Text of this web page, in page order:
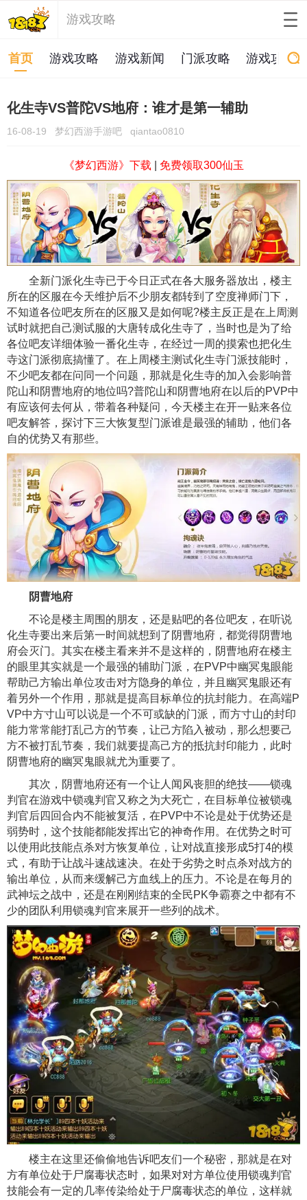
游戏攻略
首页 游戏攻略 游戏新闻 门派攻略 游戏攻略
化生寺VS普陀VS地府：谁才是第一辅助
16-08-19 梦幻西游手游吧 qiantao0810
《梦幻西游》下载 免费领取300仙玉
全新门派化生寺已于今日正式在各大服务器放出，楼主
所在的区服在今天维护后不少朋友都转到了空度禅师门下，
不知道各位吧友所在的区服又是如何呢?楼主反正是在上周测
试时就把自己测试服的大唐转成化生寺了，当时也是为了给
各位吧友详细体验一番化生寺，在经过一周的摸索也把化生
寺这门派彻底搞懂了。在上周楼主测试化生寺门派技能时，
不少吧友都在问同一个问题，那就是化生寺的加入会影响普
陀山和阴曹地府的地位吗?普陀山和阴曹地府在以后的PVP中
有应该何去何从，带着各种疑问，今天楼主在开一贴来各位
吧友解答，探讨下三大恢复型门派谁是最强的辅助，他们各
自的优势又有那些。
阴曹地府
不论是楼主周围的朋友，还是贴吧的各位吧友，在听说
化生寺要出来后第一时间就想到了阴曹地府，都觉得阴曹地
府会灭门。其实在楼主看来并不是这样的，阴曹地府在楼主
的眼里其实就是一个最强的辅助门派，在PVP中幽冥鬼眼能
帮助己方输出单位攻击对方隐身的单位，并且幽冥鬼眼还有
着另外一个作用，那就是提高目标单位的抗封能力。在高端P
VP中方寸山可以说是一个不可或缺的门派，而方寸山的封印
能力常常能打乱己方的节奏，让己方陷入被动，那么想要己
方不被打乱节奏，我们就要提高己方的抵抗封印能力，此时
阴曹地府的幽冥鬼眼就尤为重要了。
其次，阴曹地府还有一个让人闻风丧胆的绝技——锁魂
判官在游戏中锁魂判官又称之为大死亡，在目标单位被锁魂
判官后四回合内不能被复活，在PVP中不论是处于优势还是
弱势时，这个技能都能发挥出它的神奇作用。在优势之时可
以使用此技能点杀对方恢复单位，让对战直接形成5打4的模
式，有助于让战斗速战速决。在处于劣势之时点杀对战方的
输出单位，从而来缓解己方血线上的压力。不论是在每月的
武神坛之战中，还是在刚刚结束的全民PK争霸赛之中都有不
少的团队利用锁魂判官来展开一些列的战术。
楼主在这里还偷偷地告诉吧友们一个秘密，那就是在对
方有单位处于尸腐毒状态时，如果对对方单位使用锁魂判官
技能会有一定的几率传染给处于尸腐毒状态的单位，这样就